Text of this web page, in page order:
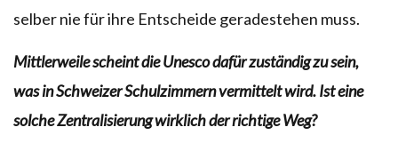
selber nie für ihre Entscheide geradestehen muss.
Mittlerweile scheint die Unesco dafür zuständig zu sein,
was in Schweizer Schulzimmern vermittelt wird. Ist eine
solche Zentralisierung wirklich der richtige Weg?